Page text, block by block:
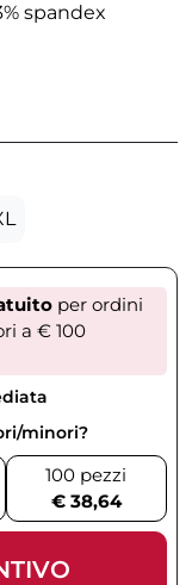
spandex
per ordini
a € 100
minori?
100 pezzi
€ 38,64